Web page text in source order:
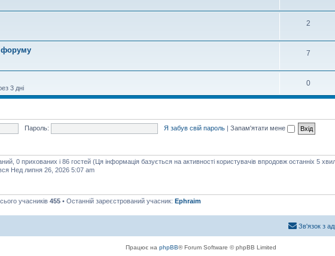
2
форуму 7
3 дні
0
Пароль: Я забув свій пароль Запам'ятати мене
0 прихованих і 86 гостей (Ця інформація базується на активності користувачів впродовж останніх 5
Нед липня 26, 2026 5:07 am
учасників 455 • Останній зареєстрований учасник: Ephraim
Зв'язок з
Працює на phpBB® Forum Software © phpBB Limited